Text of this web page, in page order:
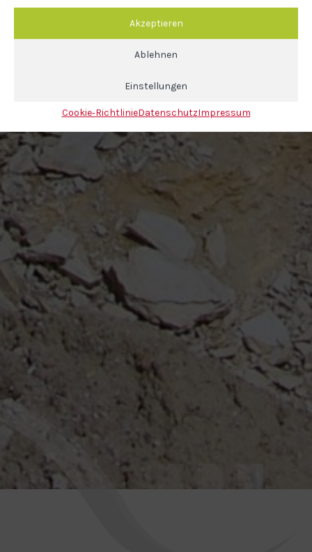
Akzeptieren
Ablehnen
Einstellungen
Cookie‐RichtlinieDatenschutzImpressum